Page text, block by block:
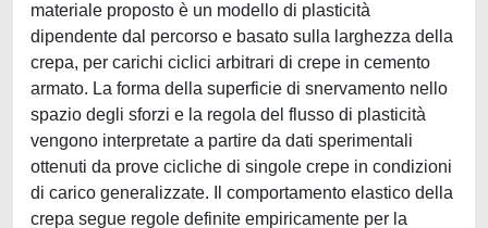
materiale proposto è un modello di plasticità
dipendente dal percorso e basato sulla larghezza della
crepa, per carichi ciclici arbitrari di crepe in cemento
armato. La forma della superficie di snervamento nello
spazio degli sforzi e la regola del flusso di plasticità
vengono interpretate a partire da dati sperimentali
ottenuti da prove cicliche di singole crepe in condizioni
di carico generalizzate. Il comportamento elastico della
crepa segue regole definite empiricamente per la